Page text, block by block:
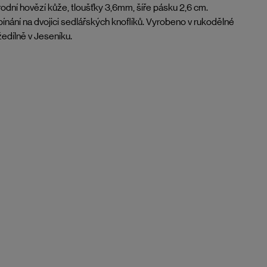
hovězí kůže, tloušťky 3,6mm, šíře pásku 2,6 cm.
na dvojici sedlářských knoflíků. Vyrobeno v rukodělné
v Jeseníku.